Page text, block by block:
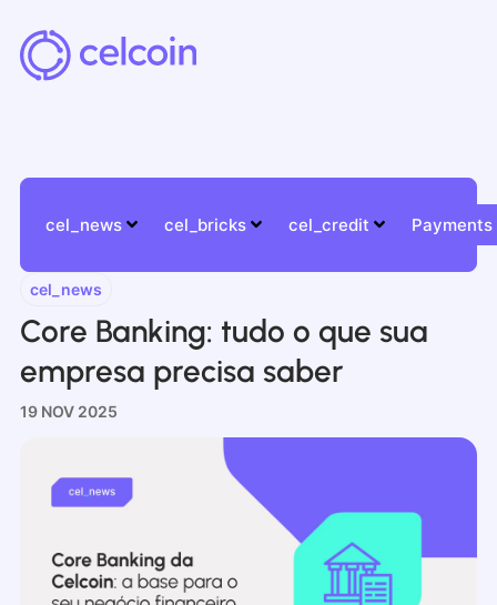
cel_news cel_bricks cel_credit Payments
cel_news
Core Banking: tudo o que sua
empresa precisa saber
19 NOV 2025